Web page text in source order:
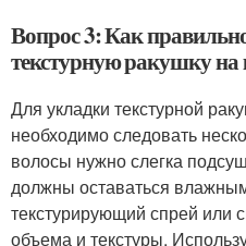
Вопрос 3: Как
текстурную ракушку на
Для укладки текстурной
необходимо следовать
волосы нужно слегка
должны оставаться
текстурирующий спрей или
объема и текстуры.